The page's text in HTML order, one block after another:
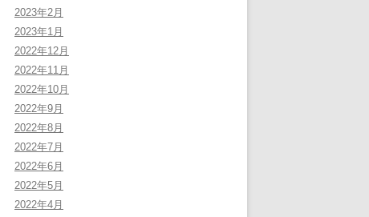
2023年2月
2023年1月
2022年12月
2022年11月
2022年10月
2022年9月
2022年8月
2022年7月
2022年6月
2022年5月
2022年4月